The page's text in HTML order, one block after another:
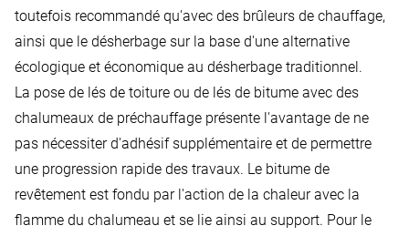
toutefois recommandé qu'avec des brûleurs de chauffage,
ainsi que le désherbage sur la base d'une alternative
écologique et économique au désherbage traditionnel.
La pose de lés de toiture ou de lés de bitume avec des
chalumeaux de préchauffage présente l'avantage de ne
pas nécessiter d'adhésif supplémentaire et de permettre
une progression rapide des travaux. Le bitume de
revêtement est fondu par l'action de la chaleur avec la
flamme du chalumeau et se lie ainsi au support. Pour le